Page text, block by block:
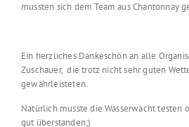
mussten sich dem Team aus Chantonnay
Ein herzliches Dankeschön an alle
Zuschauer, die trotz nicht sehr guten
gewährleisteten.
Natürlich musste die Wasserwacht testen
gut überstanden;)